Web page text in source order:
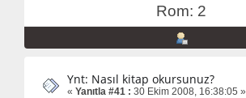
Rom: 2
Ynt: Nasıl kitap okursunuz?
« Yanıtla #41 : 30 Ekim 2008, 16:38:05 »